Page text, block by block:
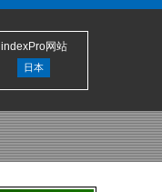
indexPro网站
日本